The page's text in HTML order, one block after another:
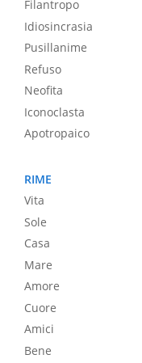
Filantropo
Idiosincrasia
Pusillanime
Refuso
Neofita
Iconoclasta
Apotropaico
RIME
Vita
Sole
Casa
Mare
Amore
Cuore
Amici
Bene